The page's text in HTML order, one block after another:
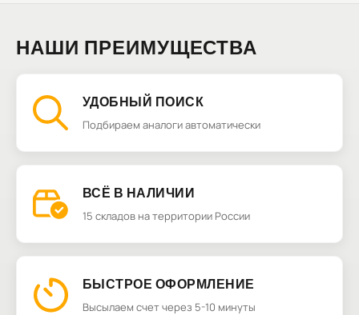
НАШИ ПРЕИМУЩЕСТВА
УДОБНЫЙ ПОИСК
Подбираем аналоги автоматически
ВСЁ В НАЛИЧИИ
15 складов на территории России
БЫСТРОЕ ОФОРМЛЕНИЕ
Высылаем счет через 5-10 минуты